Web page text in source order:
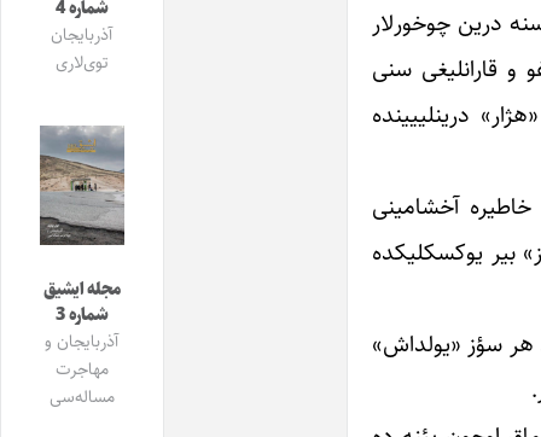
درین چوخورلار
و قارانلیغی سنی
درینلییینده
آخشامینی
بیر یوکسکلیکده
هر سؤز «یولداش»
شماره 4
آذربایجان
توی‌لاری
مجله ایشیق
شماره 3
آذربایجان و
مهاجرت
مساله‌سی